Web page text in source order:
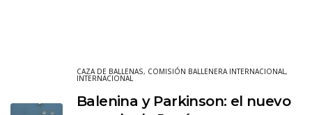
CAZA DE BALLENAS, COMISIÓN BALLENERA INTERNACIONAL,
INTERNACIONAL
Balenina y Parkinson: el nuevo